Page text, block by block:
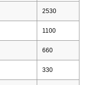
2530
1100
660
330